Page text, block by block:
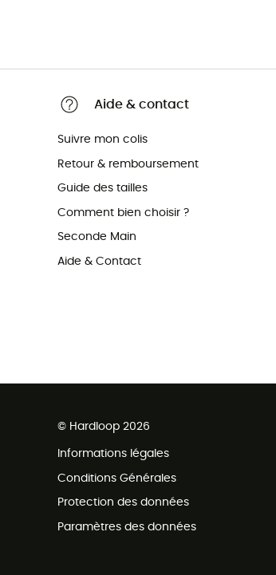
Aide & contact
Suivre mon colis
Retour & remboursement
Guide des tailles
Comment bien choisir ?
Seconde Main
Aide & Contact
© Hardloop 2026
Informations légales
Conditions Générales
Protection des données
Paramètres des données